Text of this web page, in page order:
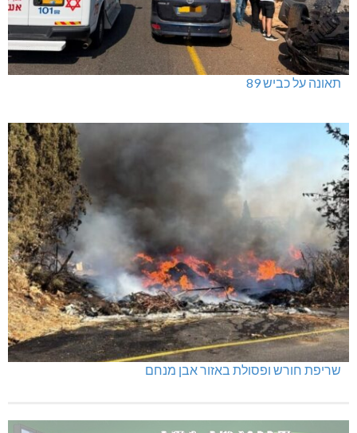
תאונה על כביש 89
שריפת חורש ופסולת באזור אבן מנחם